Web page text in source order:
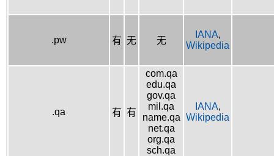
.pw 有 无 无
IANA,
Wikipedia
.qa 有 有
com.qa
edu.qa
gov.qa
mil.qa
name.qa
net.qa
org.qa
sch.qa
IANA,
Wikipedia